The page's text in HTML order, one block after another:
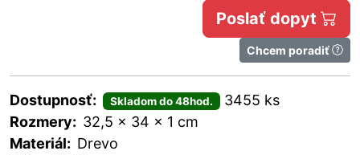
Poslať dopyt
Chcem poradiť
Dostupnosť: Skladom do 48hod. 3455 ks
Rozmery: 32,5 x 34 x 1 cm
Materiál: Drevo